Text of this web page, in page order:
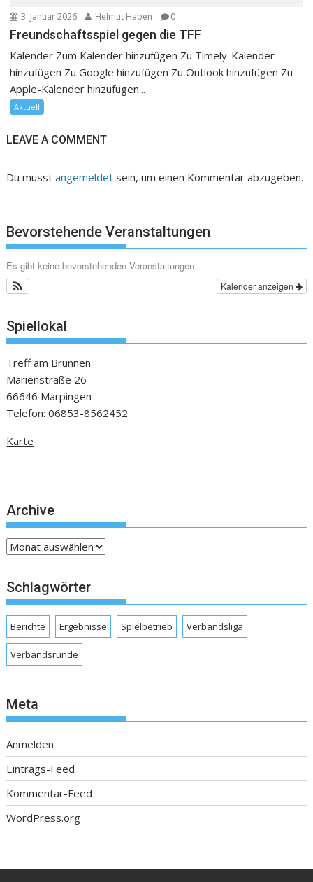
3. Januar 2026 Helmut Haben 0
Freundschaftsspiel gegen die TFF
Kalender Zum Kalender hinzufügen Zu Timely-Kalender
hinzufügen Zu Google hinzufügen Zu Outlook hinzufügen Zu
Apple-Kalender hinzufügen...
Aktuell
LEAVE A COMMENT
Du musstangemeldet sein, um einen Kommentar abzugeben.
Bevorstehende Veranstaltungen
Es gibt keine bevorstehenden Veranstaltungen.
Kalender anzeigen
Spiellokal
Treff am Brunnen
Marienstraße 26
66646 Marpingen
Telefon: 06853-8562452
Karte
Archive
Archive
Schlagwörter
Berichte Ergebnisse Spielbetrieb Verbandsliga
Verbandsrunde
Meta
Anmelden
Eintrags-Feed
Kommentar-Feed
WordPress.org